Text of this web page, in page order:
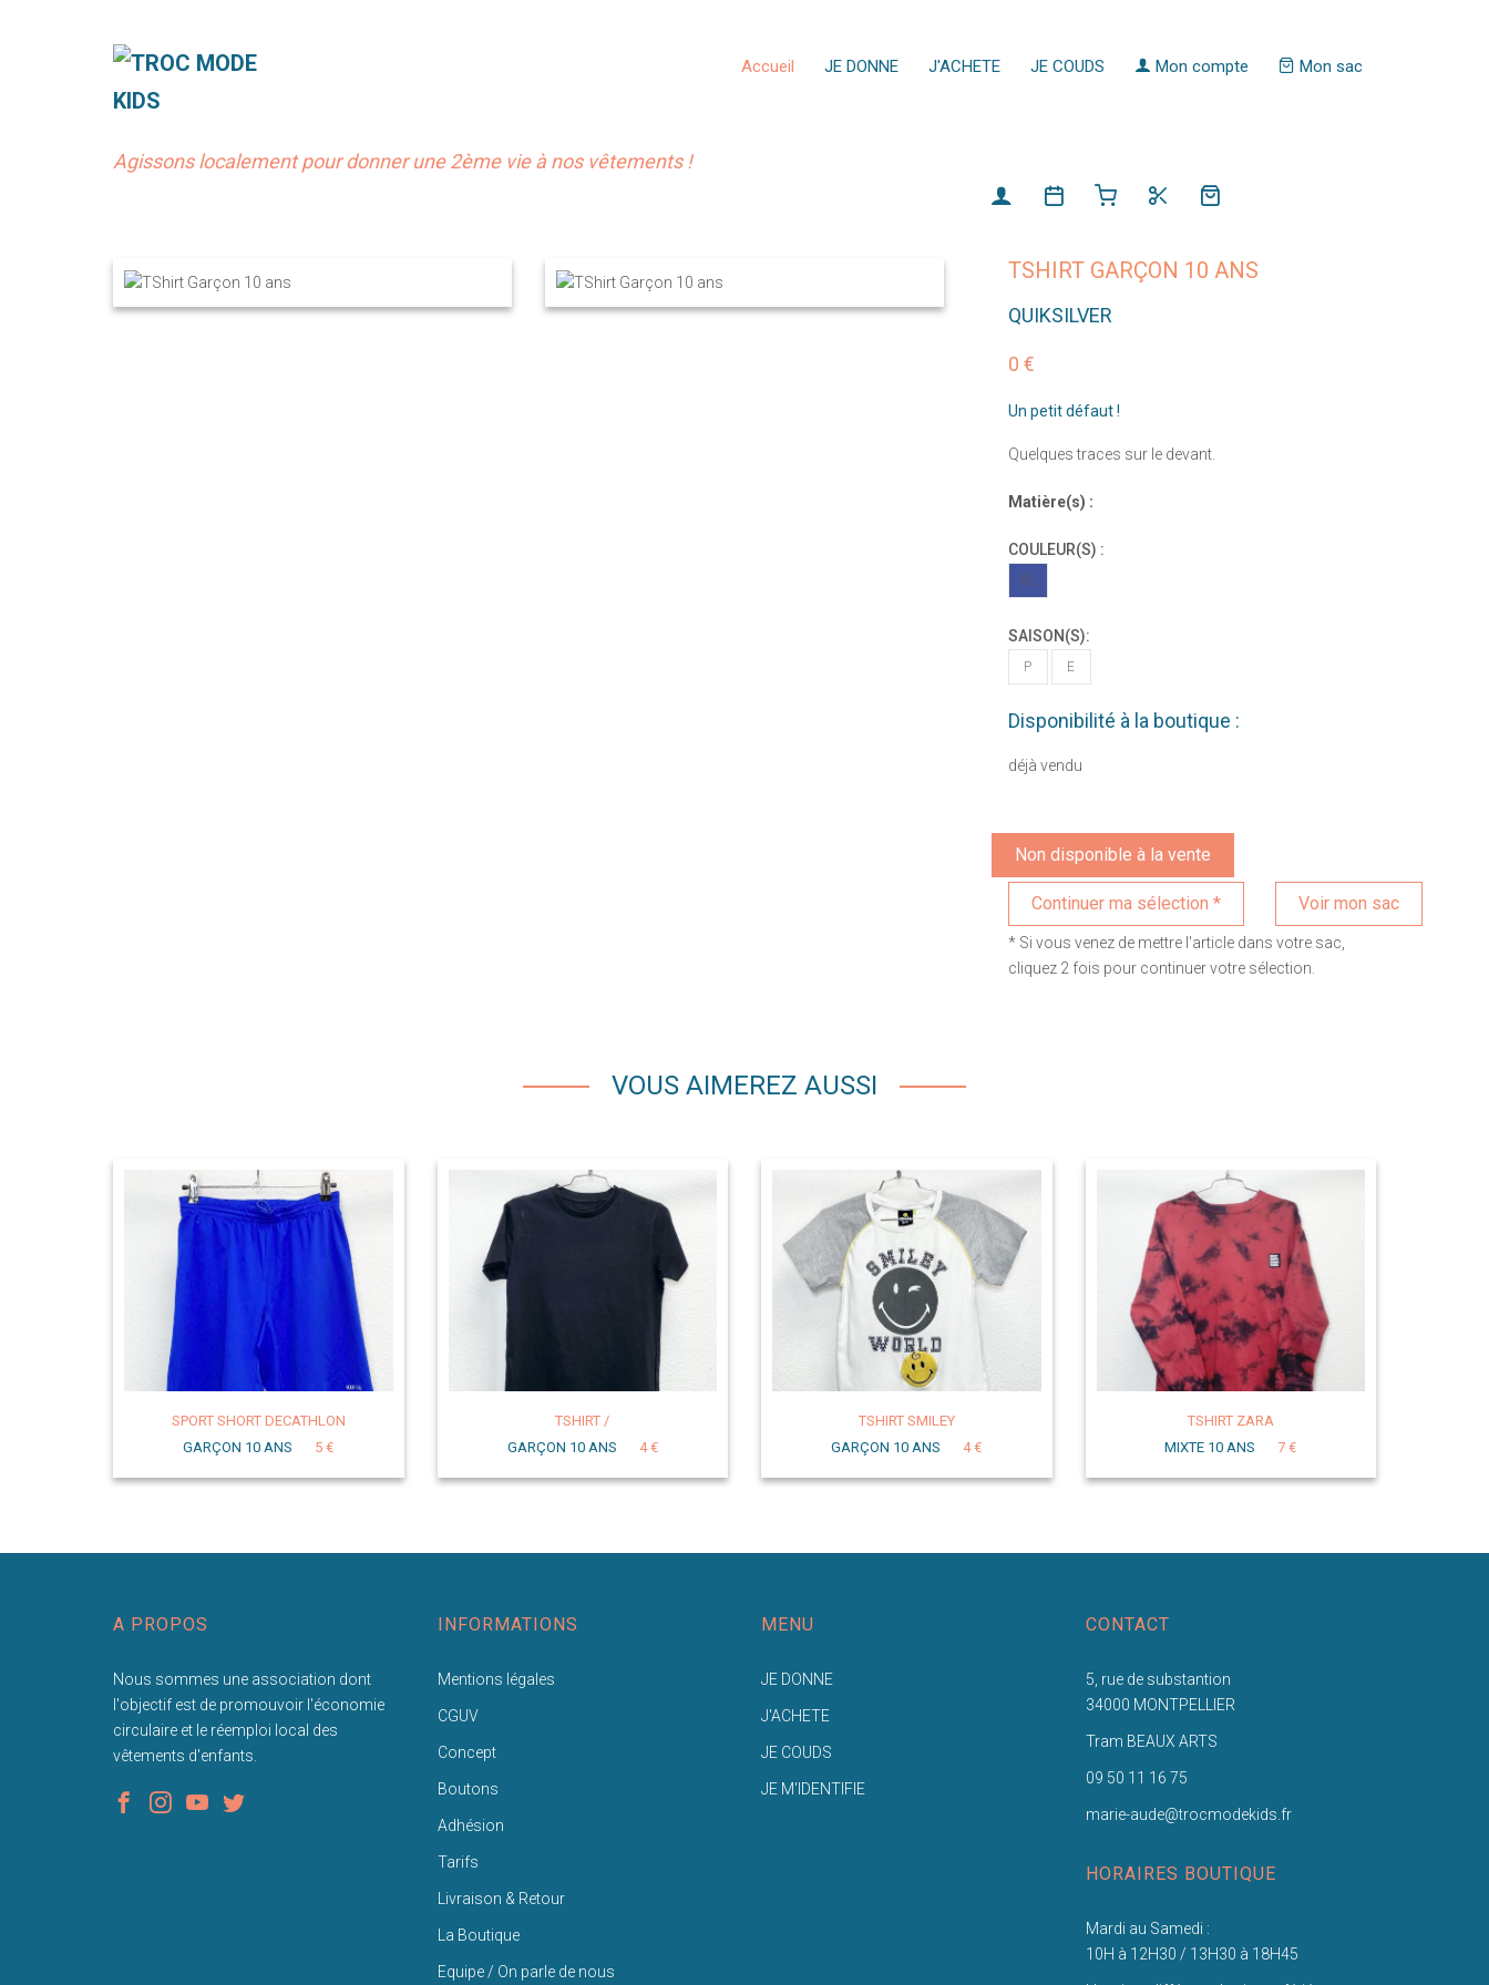
Accueil JE DONNE J'ACHETE JE COUDS Mon compte Mon sac
Agissons localement pour donner une 2ème vie à nos vêtements !
TSHIRT GARÇON 10 ANS
QUIKSILVER
0 €
Un petit défaut !
Quelques traces sur le devant.
Matière(s) :
COULEUR(S) :
BL
SAISON(S):
P E
Disponibilité à la boutique :
déjà vendu
Non disponible à la vente
Voir mon sac
* Si vous venez de mettre l'article dans votre sac,
cliquez 2 fois pour continuer votre sélection.
VOUS AIMEREZ AUSSI
SPORT SHORT DECATHLON
GARÇON 10 ANS
5 €
TSHIRT /
GARÇON 10 ANS
4 €
TSHIRT SMILEY
GARÇON 10 ANS
4 €
TSHIRT ZARA
MIXTE 10 ANS
7 €
A PROPOS
Nous sommes une association dont
l'objectif est de promouvoir l'économie
circulaire et le réemploi local des
vêtements d'enfants.
INFORMATIONS
Mentions légales
CGUV
Concept
Boutons
Adhésion
Tarifs
Livraison & Retour
La Boutique
Equipe / On parle de nous
MENU
JE DONNE
J'ACHETE
JE COUDS
JE M'IDENTIFIE
CONTACT
5, rue de substantion
34000 MONTPELLIER
Tram BEAUX ARTS
09 50 11 16 75
marie-aude@trocmodekids.fr
HORAIRES BOUTIQUE
Mardi au Samedi :
10H à 12H30 / 13H30 à 18H45